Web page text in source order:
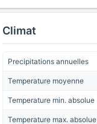
Climat
Precipitations annuelles
Temperature moyenne
Temperature min. absolue
Temperature max. absolue